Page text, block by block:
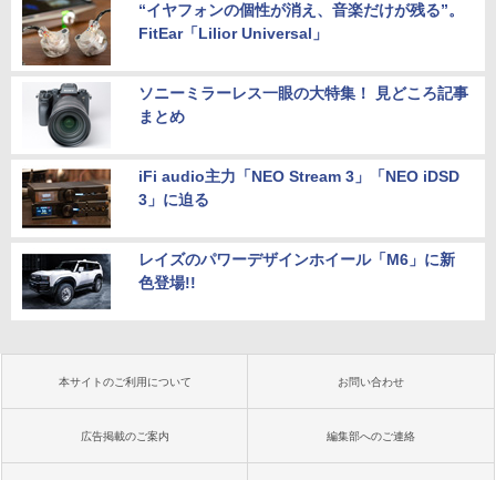
“イヤフォンの個性が消え、音楽だけが残る”。
FitEar「Lilior Universal」
ソニーミラーレス一眼の大特集！ 見どころ記事
まとめ
iFi audio主力「NEO Stream 3」「NEO iDSD
3」に迫る
レイズのパワーデザインホイール「M6」に新
色登場!!
本サイトのご利用について お問い合わせ
広告掲載のご案内 編集部へのご連絡